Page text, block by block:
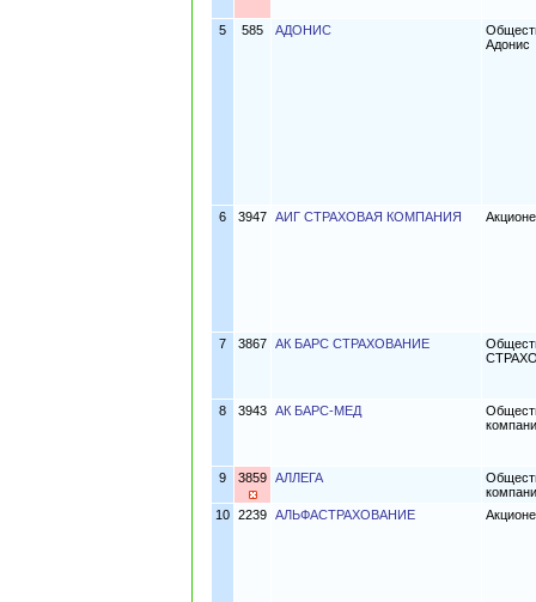
5 585 АДОНИС
Адонис
6 3947 АИГ СТРАХОВАЯ КОМПАНИЯ
7 3867 АК БАРС СТРАХОВАНИЕ
8 3943 АК БАРС-МЕД
9 3859 АЛЛЕГА
10 2239 АЛЬФАСТРАХОВАНИЕ